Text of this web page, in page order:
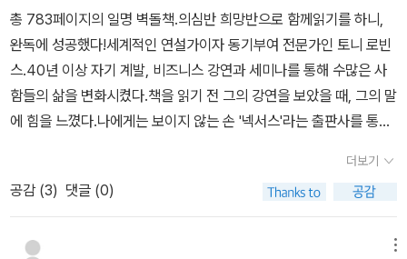
총 783페이지의 일명 벽돌책.의심반 희망반으로 함께읽기를 하니,
완독에 성공했다!세계적인 연설가이자 동기부여 전문가인 토니 로빈
스.40년 이상 자기 계발, 비즈니스 강연과 세미나를 통해 수많은 사
함들의 삶을 변화시켰다.책을 읽기 전 그의 강연을 보았을 때, 그의 말
에 힘을 느꼈다.나에게는 보이지 않는 손 '넥서스'라는 출판사를 통해
10% 미만이라는 데,완독을 한 나는 상위 1%일지도 모르겠다.이 책
은 나에게 전환점이 되었다.책을 읽고 실행을 한 것에 큰 의미가 있다.
책을 읽기로 '결단'을 했고 그것을 해냈다.그리고 나에게 '결단'은 중요
한 것이 되었다.내가 겪은 일들은 모두 내가 '결단'했기에 일어난 일이
더보기
공감 (3) 댓글 (0)